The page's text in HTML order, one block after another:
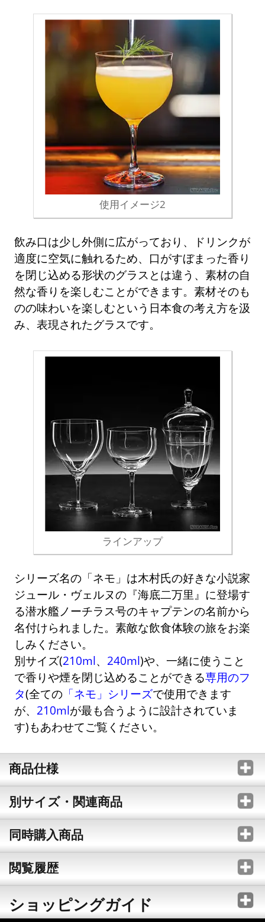
使用イメージ2
飲み口は少し外側に広がっており、ドリンクが
適度に空気に触れるため、口がすぼまった香り
を閉じ込める形状のグラスとは違う、素材の自
然な香りを楽しむことができます。素材そのも
のの味わいを楽しむという日本食の考え方を汲
み、表現されたグラスです。
ラインアップ
シリーズ名の「ネモ」は木村氏の好きな小説家
ジュール・ヴェルヌの『海底二万里』に登場す
る潜水艦ノーチラス号のキャプテンの名前から
名付けられました。素敵な飲食体験の旅をお楽
しみください。
別サイズ(210ml、 240ml)や、一緒に使うこと
で香りや煙を閉じ込めることができる専用のフ
タ(全ての 「ネモ」シリーズで使用できます
が、 210mlが最も合うように設計されていま
す)もあわせてご覧ください。
商品仕様
別サイズ・関連商品
同時購入商品
閲覧履歴
ショッピングガイド